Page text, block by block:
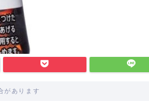
があります